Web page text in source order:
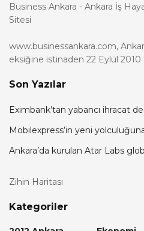
Business Ankara - Ankara İş
Sitesi
www.businessankara.com,
eksiğine istinaden 22 Eylül 2010
Son Yazılar
Eximbank’tan yabancı ihracat
Mobilexpress’in yeni
Ankara’da kurulan Atar Labs
Zihin Haritası
Kategoriler